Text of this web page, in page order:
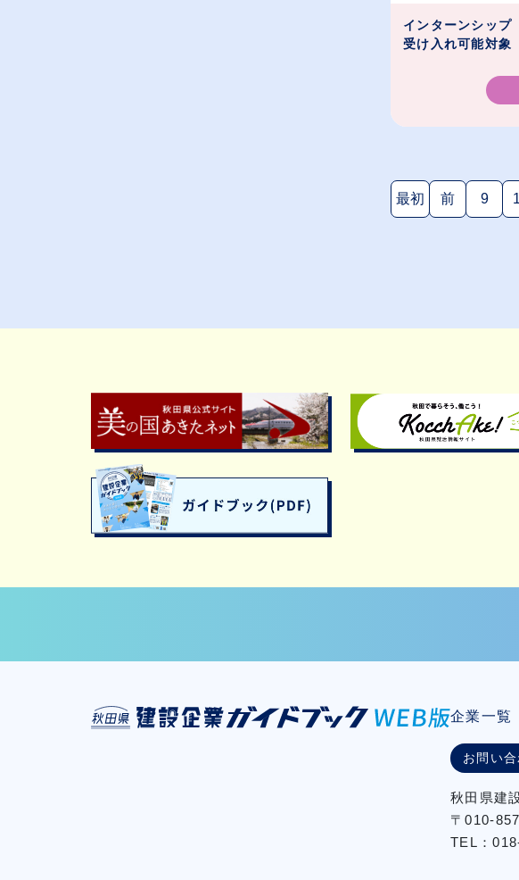
インターンシップ
受け入れ可能対象
最初 前 9
企業一覧
お問い
秋⽥県建
〒010-
TEL：